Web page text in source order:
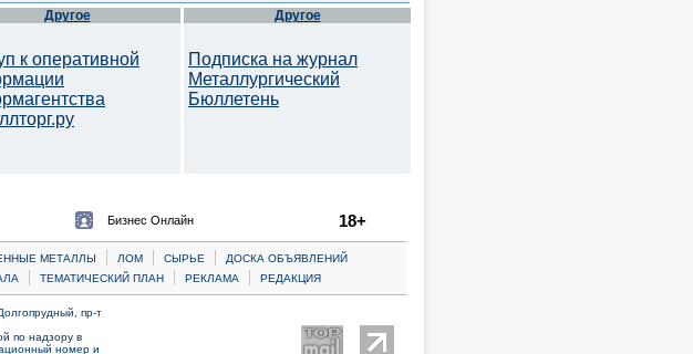
Другое
к оперативной
Другое
Подписка на журнал
Металлургический
Бюллетень
Бизнес Онлайн 18+
МЕТАЛЛЫ | ЛОМ | CЫРЬЕ |
ДОСКА ОБЪЯВЛЕНИЙ
| ТЕМАТИЧЕСКИЙ ПЛАН | РЕКЛАМА | РЕДАКЦИЯ
пр-т
по надзору в
номер и